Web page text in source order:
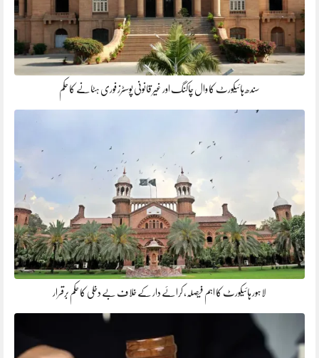
سندھ ہائیکورٹ کا وال چاکنگ اور غیر قانونی پوسٹرز فوری ہٹانے کا حکم
لاہور ہائیکورٹ کا اہم فیصلہ، کرائے دار کے خلاف بے دخلی کا حکم برقرار